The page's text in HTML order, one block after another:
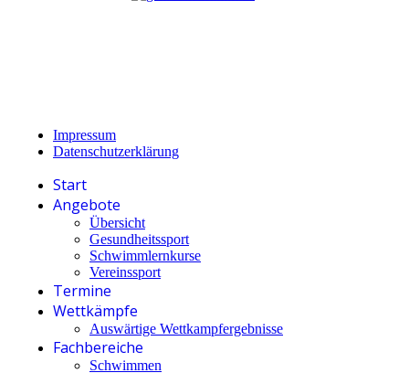
Impressum
Datenschutzerklärung
Start
Angebote
Übersicht
Gesundheitssport
Schwimmlernkurse
Vereinssport
Termine
Wettkämpfe
Auswärtige Wettkampfergebnisse
Fachbereiche
Schwimmen